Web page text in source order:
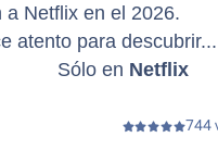
a Netflix en el 2026.
atento para descubrir...
Sólo en Netflix
744